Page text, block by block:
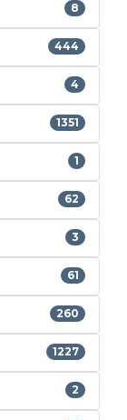
8
444
4
1351
1
62
3
61
260
1227
2